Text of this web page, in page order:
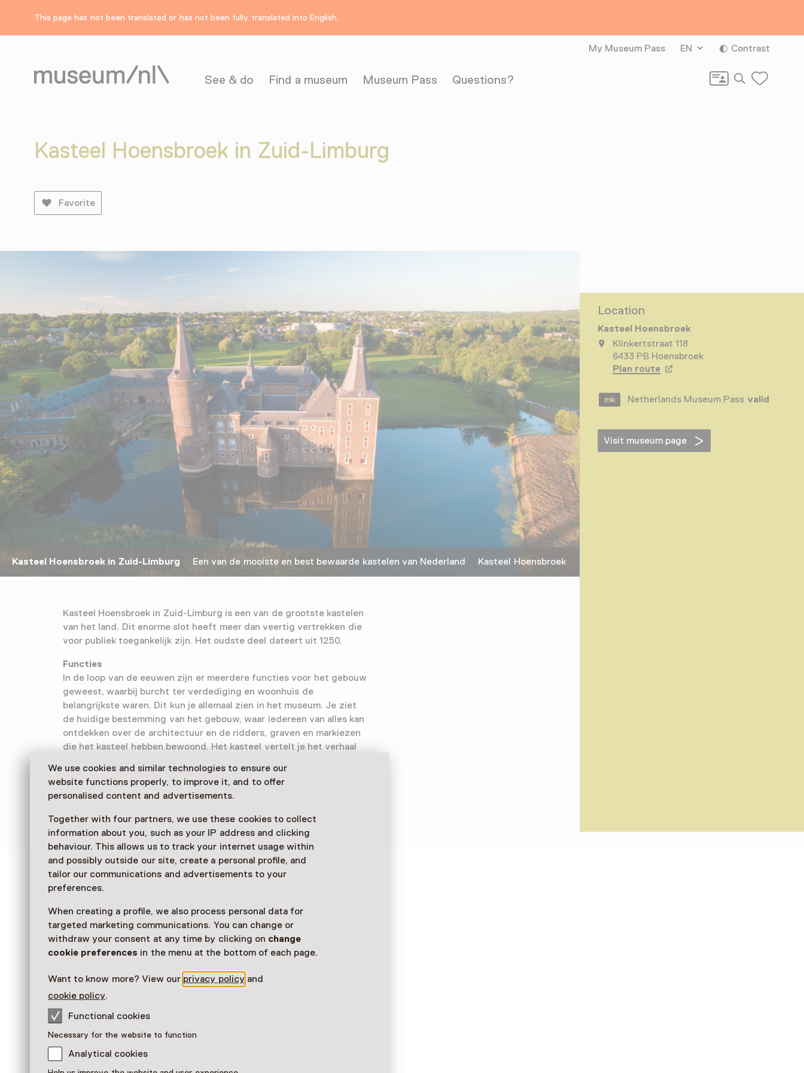
This page has not been translated or has not been fully translated into English.
We use cookies and similar technologies to ensure our
website functions properly, to improve it, and to offer
personalised content and advertisements.
Together with four partners, we use these cookies to collect
information about you, such as your IP address and clicking
behaviour. This allows us to track your internet usage within
and possibly outside our site, create a personal profile, and
tailor our communications and advertisements to your
preferences.
When creating a profile, we also process personal data for
targeted marketing communications. You can change or
withdraw your consent at any time by clicking on change
cookie preferences in the menu at the bottom of each page.
Want to know more? View our privacy policy and
cookie policy.
Functional cookies
Necessary for the website to function
Analytical cookies
See & do Find a museum Museum Pass Questions?
My Museum Pass EN Contrast
Search
Kasteel Hoensbroek in Zuid-Limburg
Favorite
Kasteel Hoensbroek in Zuid-Limburg Een van de mooiste en best bewaarde kastelen van Nederland Kasteel Hoensbroek
Kasteel Hoensbroek in Zuid-Limburg is een van de grootste kastelen
van het land. Dit enorme slot heeft meer dan veertig vertrekken die
voor publiek toegankelijk zijn. Het oudste deel dateert uit 1250.
Functies
In de loop van de eeuwen zijn er meerdere functies voor het gebouw
geweest, waarbij burcht ter verdediging en woonhuis de
belangrijkste waren. Dit kun je allemaal zien in het museum. Je ziet
de huidige bestemming van het gebouw, waar iedereen van alles kan
ontdekken over de architectuur en de ridders, graven en markiezen
die het kasteel hebben bewoond. Het kasteel vertelt je het verhaal
Een pronkstuk van de stad Heerlen en regio Zuid-Limburg!
Bezoek het kasteel thuis vanuit je luie stoel:
Location
Kasteel Hoensbroek
Klinkertstraat 118
6433 PB Hoensbroek
Plan route Opens in a new tab
Netherlands Museum Pass valid
Visit museum page
See and Do in Kasteel
Hoensbroek
Scavenger hunt